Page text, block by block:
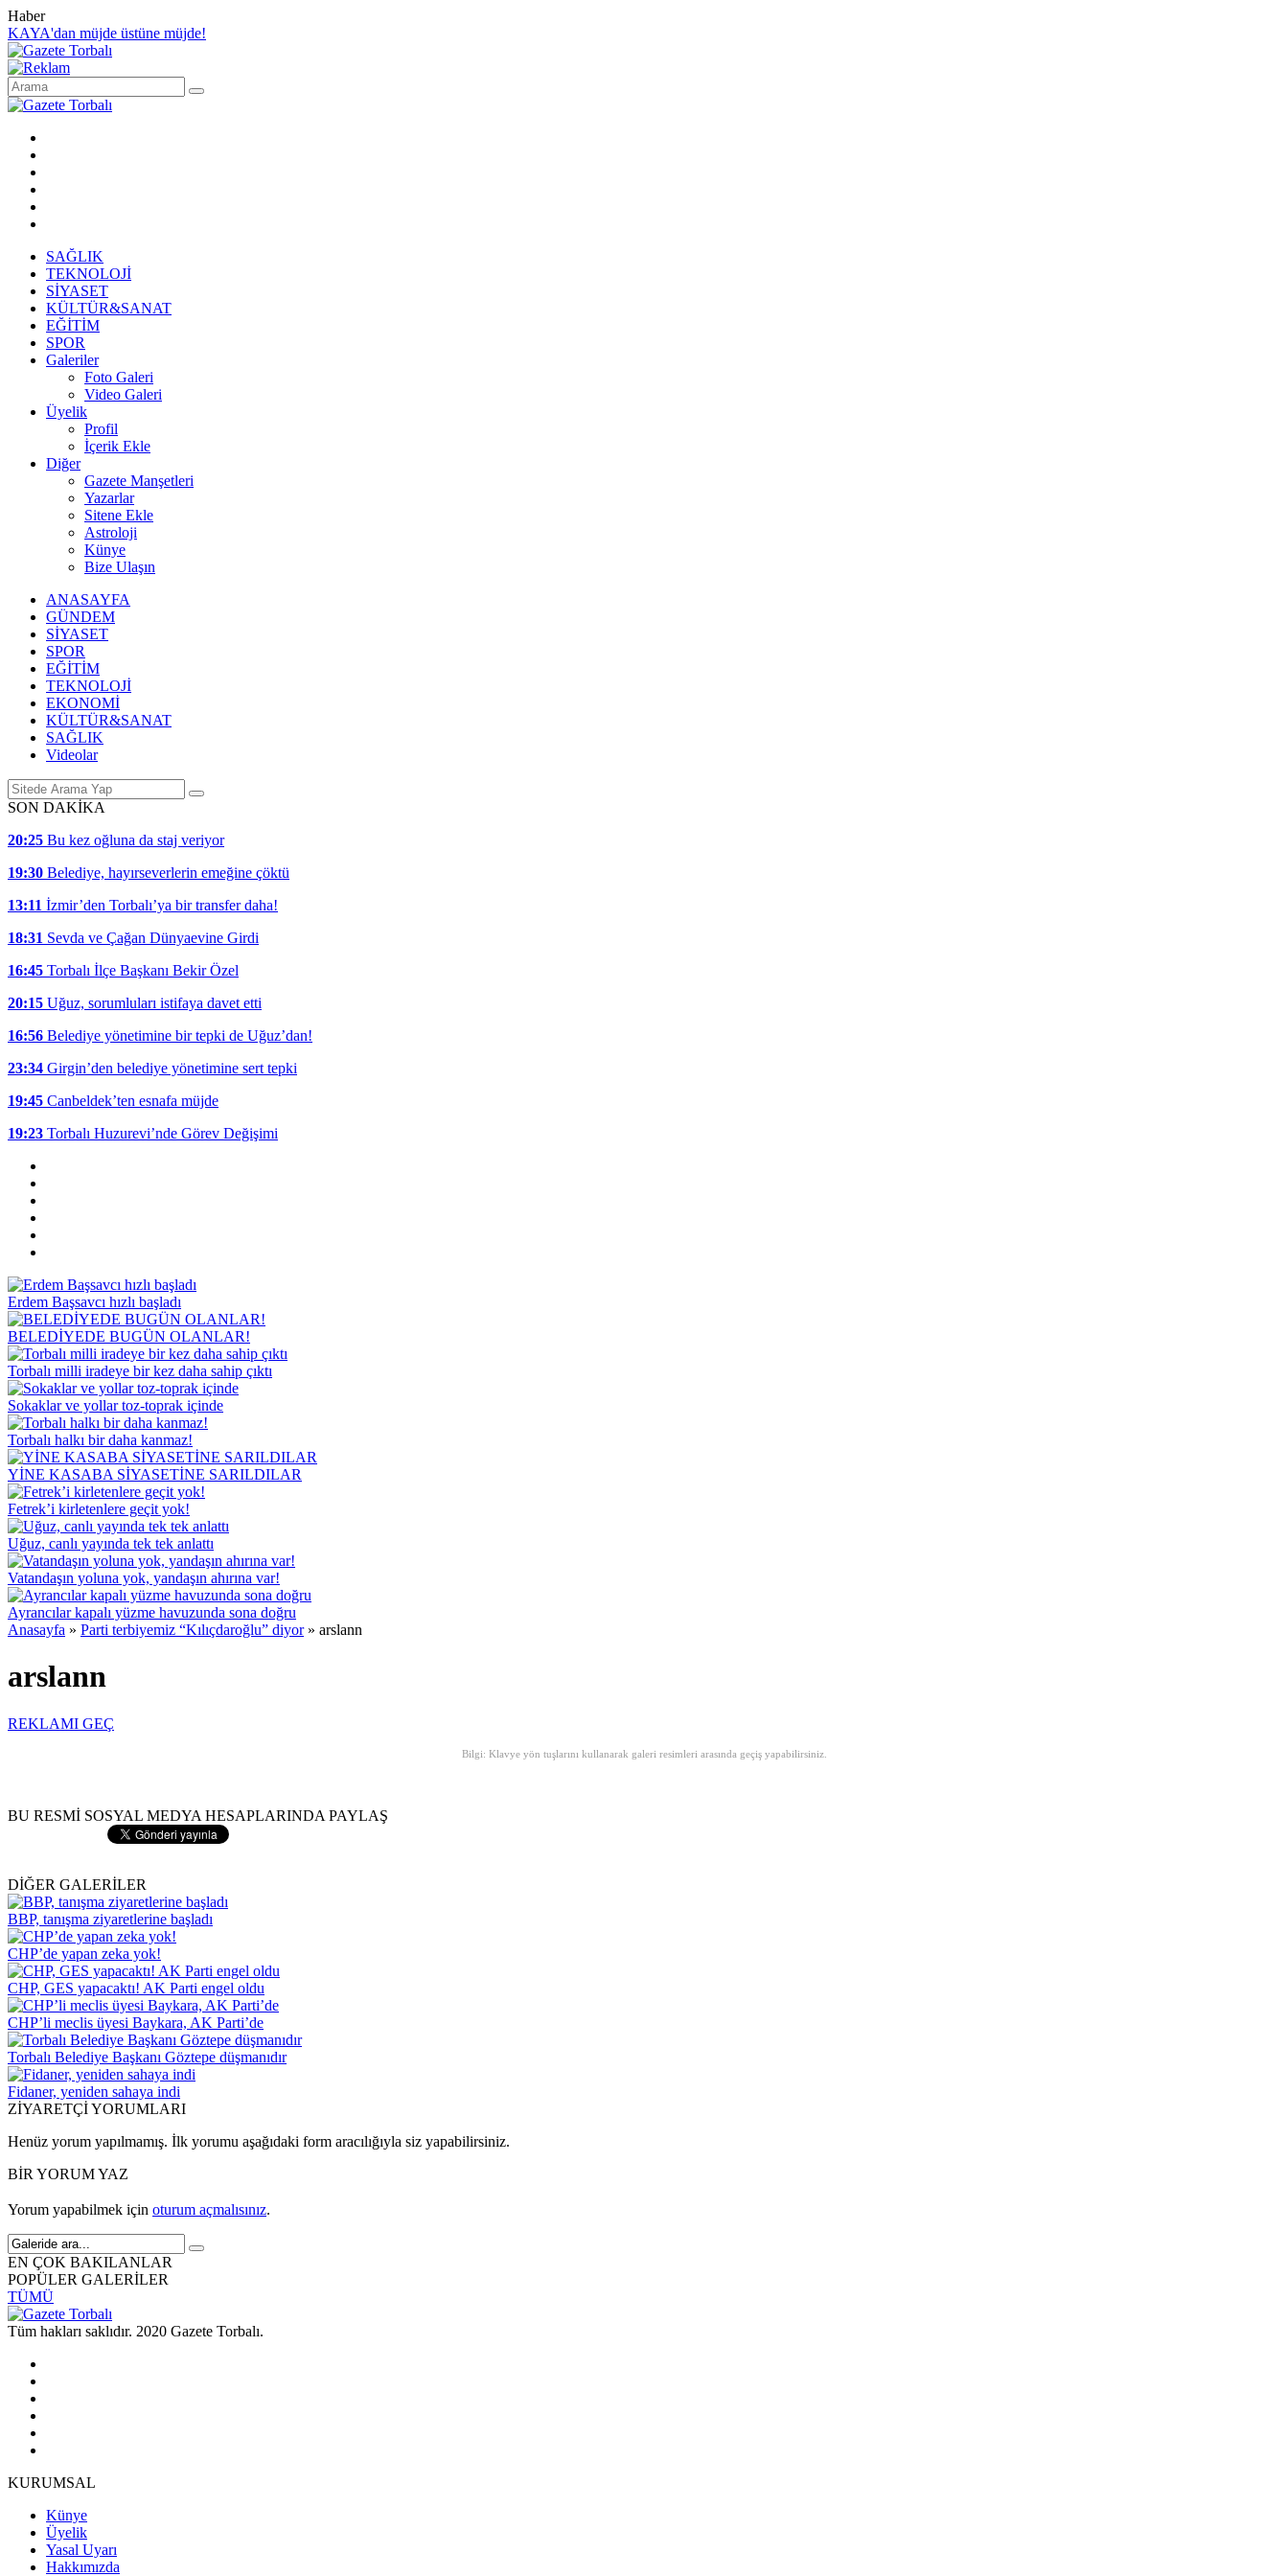
Haber
KAYA'dan müjde üstüne müjde!
SAĞLIK
TEKNOLOJİ
SİYASET
KÜLTÜR&SANAT
EĞİTİM
SPOR
Galeriler
Foto Galeri
Video Galeri
Üyelik
Profil
İçerik Ekle
Diğer
Gazete Manşetleri
Yazarlar
Sitene Ekle
Astroloji
Künye
Bize Ulaşın
ANASAYFA
GÜNDEM
SİYASET
SPOR
EĞİTİM
TEKNOLOJİ
EKONOMİ
KÜLTÜR&SANAT
SAĞLIK
Videolar
SON DAKİKA
20:25 Bu kez oğluna da staj veriyor
19:30 Belediye, hayırseverlerin emeğine çöktü
13:11 İzmir’den Torbalı’ya bir transfer daha!
18:31 Sevda ve Çağan Dünyaevine Girdi
16:45 Torbalı İlçe Başkanı Bekir Özel
20:15 Uğuz, sorumluları istifaya davet etti
16:56 Belediye yönetimine bir tepki de Uğuz’dan!
23:34 Girgin’den belediye yönetimine sert tepki
19:45 Canbeldek’ten esnafa müjde
19:23 Torbalı Huzurevi’nde Görev Değişimi
Erdem Başsavcı hızlı başladı
BELEDİYEDE BUGÜN OLANLAR!
Torbalı milli iradeye bir kez daha sahip çıktı
Sokaklar ve yollar toz-toprak içinde
Torbalı halkı bir daha kanmaz!
YİNE KASABA SİYASETİNE SARILDILAR
Fetrek’i kirletenlere geçit yok!
Uğuz, canlı yayında tek tek anlattı
Vatandaşın yoluna yok, yandaşın ahırına var!
Ayrancılar kapalı yüzme havuzunda sona doğru
Anasayfa » Parti terbiyemiz “Kılıçdaroğlu” diyor » arslann
arslann
REKLAMI GEÇ
Bilgi: Klavye yön tuşlarını kullanarak galeri resimleri arasında geçiş yapabilirsiniz.
BU RESMİ SOSYAL MEDYA HESAPLARINDA PAYLAŞ
DİĞER GALERİLER
BBP, tanışma ziyaretlerine başladı
CHP’de yapan zeka yok!
CHP, GES yapacaktı! AK Parti engel oldu
CHP’li meclis üyesi Baykara, AK Parti’de
Torbalı Belediye Başkanı Göztepe düşmanıdır
Fidaner, yeniden sahaya indi
ZİYARETÇİ YORUMLARI
Henüz yorum yapılmamış. İlk yorumu aşağıdaki form aracılığıyla siz yapabilirsiniz.
BİR YORUM YAZ
Yorum yapabilmek için oturum açmalısınız.
EN ÇOK BAKILANLAR
POPÜLER GALERİLER
TÜMÜ
Tüm hakları saklıdır. 2020 Gazete Torbalı.
KURUMSAL
Künye
Üyelik
Yasal Uyarı
Hakkımızda